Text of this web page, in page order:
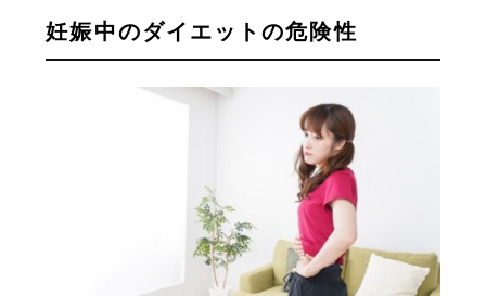
妊娠中のダイエットの危険性